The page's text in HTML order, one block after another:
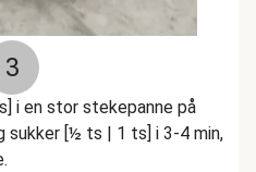
3
i en stor stekepanne på
sukker [½ ts | 1 ts] i 3-4 min,